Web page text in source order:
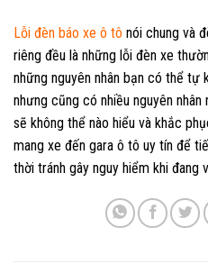
Lỗi đèn báo xe ô tô nói chung và
riêng đều là những lỗi đèn xe
những nguyên nhân bạn có thể
nhưng cũng có nhiều nguyên
sẽ không thể nào hiểu và khắc
mang xe đến gara ô tô uy tín để
thời tránh gây nguy hiểm khi đang